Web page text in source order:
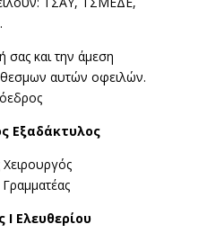
σας και την άμεση
αυτών οφειλών.
Εξαδάκτυλος
Χειρουργός
Ι Ελευθερίου